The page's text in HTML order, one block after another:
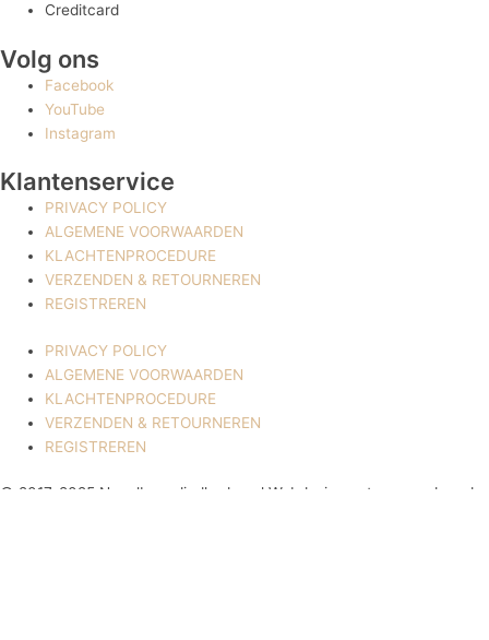
Creditcard
Volg ons
Facebook
YouTube
Instagram
Klantenservice
PRIVACY POLICY
ALGEMENE VOORWAARDEN
KLACHTENPROCEDURE
VERZENDEN & RETOURNEREN
REGISTREREN
PRIVACY POLICY
ALGEMENE VOORWAARDEN
KLACHTENPROCEDURE
VERZENDEN & RETOURNEREN
REGISTREREN
© 2017-2025 Nagelbenodigdheden.nl Webdesign ontworpen door de